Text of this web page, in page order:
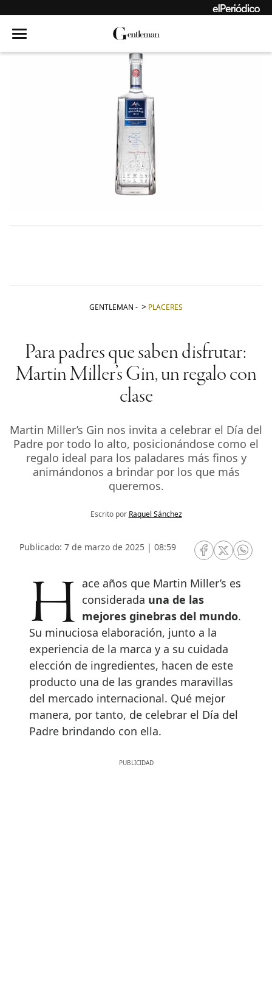
GENTLEMAN - PLACERES
Para padres que saben disfrutar:
Martin Miller’s Gin, un regalo con
clase
Martin Miller’s Gin nos invita a celebrar el Día del
Padre por todo lo alto, posicionándose como el
regalo ideal para los paladares más finos y
animándonos a brindar por los que más
queremos.
Escrito por Raquel Sánchez
Publicado: 7 de marzo de 2025 | 08:59
RRSS Facebook
RRSSRRSS
Hace años que Martin Miller’s es considerada una de las
mejores ginebras del mundo.
Su minuciosa elaboración, junto a la
experiencia de la marca y a su cuidada
elección de ingredientes, hacen de este
producto una de las grandes maravillas
del mercado internacional. Qué mejor
manera, por tanto, de celebrar el Día del
Padre brindando con ella.